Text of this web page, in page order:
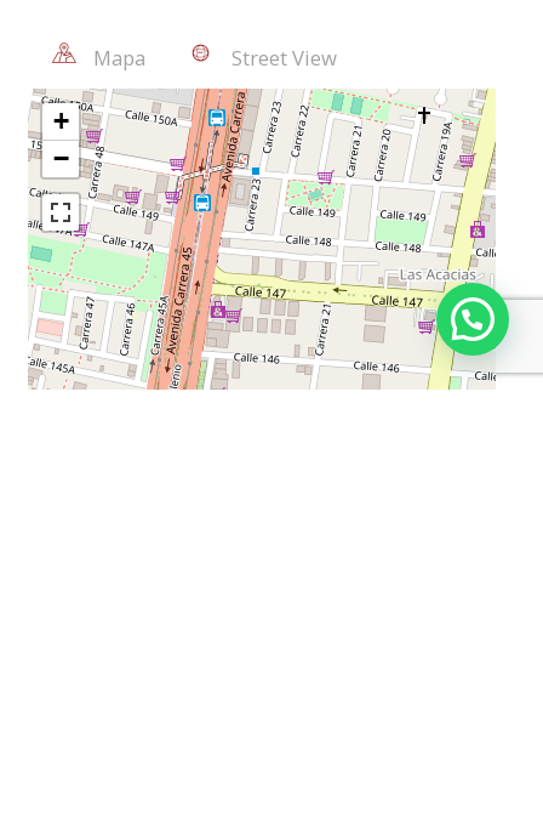
Citófono
Restaurantes
Genera Renta
Cocina Tipo Americano
Instalación De Gas
Vigilancia Privada 24*7
Cerca De Zona Urbana
Parques Cercanos
Mapa Street View